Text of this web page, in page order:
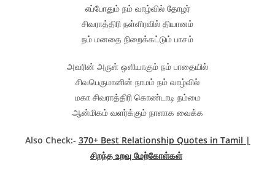
எப்போதும் நம் வாழ்வில் தோழர்
சிவராத்திரி நள்ளிரவில் தியானம்
நம் மனதை நிறைக்கட்டும் பாசம்
அவரின் அருள் ஒளியாகும் நம் பாதையில்
சிவபெருமானின் நாமம் நம் வாழ்வில்
மகா சிவராத்திரி கொண்டாடி நம்மை
ஆன்மிகம் வளர்க்கும் நாளாக வைக்க
Also Check:- 370+ Best Relationship Quotes in Tamil |
சிறந்த உறவு மேற்கோள்கள்